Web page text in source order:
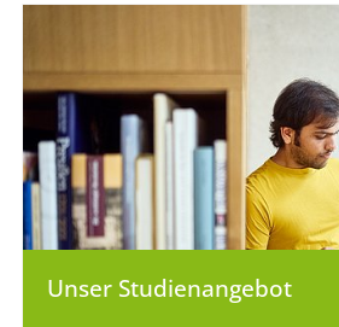
Unser Studienangebot